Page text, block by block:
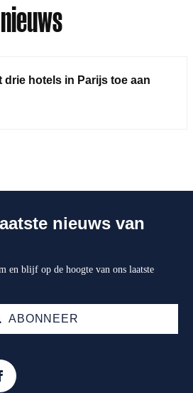
drie hotels in Parijs toe aan
nieuws van
en blijf op de hoogte van ons laatste
ABONNEER